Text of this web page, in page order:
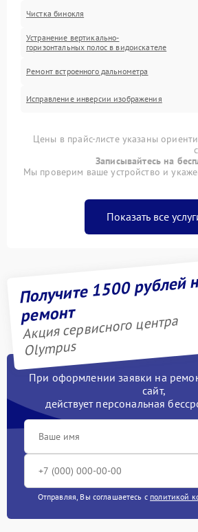
Чистка бинокля
Устранение вертикально-
горизонтальных полос в видоискателе
Ремонт встроенного дальнометра
Исправление инверсии изображения
Цены в прайс-листе указаны
Записывайтесь на
Мы проверим ваше устройство и
Показать все
Получите 1500 рублей
ремонт
Акция сервисного центра
Olympus
При оформлении заявки на
сайт,
действует персональная
Отправляя, Вы соглашаетесь с политикой